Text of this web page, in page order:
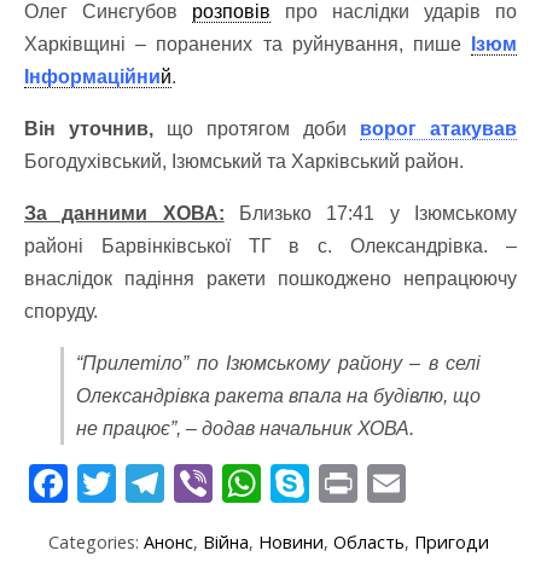
Олег Синєгубов розповів про наслідки ударів по
Харківщині – поранених та руйнування, пише
Ізюм
Інформаційний.
Він уточнив, що протягом доби ворог атакував
Богодухівський, Ізюмський та Харківський район.
За данними ХОВА: Близько 17:41 у Ізюмському
районі Барвінківської ТГ в с. Олександрівка. –
внаслідок падіння ракети пошкоджено непрацюючу
споруду.
“Прилетіло” по Ізюмському району – в селі
Олександрівка ракета впала на будівлю, що
не працює”, – додав начальник ХОВА.
F T T Vi
b
W S Pr
Categories: Анонс, Війна, Новини, Область, Пригоди